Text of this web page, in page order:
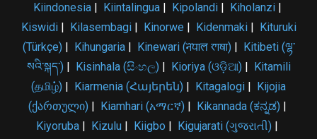
Kiindonesia| Kiintalingua| Kipolandi| Kiholanzi|
Kiswidi| Kilasembagi| Kinorwe Kidenmaki|
Kituruki
(Türkçe)| Kihungaria| Kinewari (𑐣𑐾𑐥𑐵𑐮 𑐨𑐵𑐲𑐵)|
Kitibeti (ལྷ་
སའི་སྐད་)| Kisinhala (සිංහල)| Kioriya (ଓଡ଼ିଆ)|
Kitamili
(தமிழ்)
Kiarmenia (Հայերեն) Kitagalogi
Kijojia
(ქართული)| Kiamhari (አማርኛ)| Kikannada (ಕನ್ನಡ)|
Kiyoruba
Kizulu Kiigbo Kigujarati (ગુજરાતી)